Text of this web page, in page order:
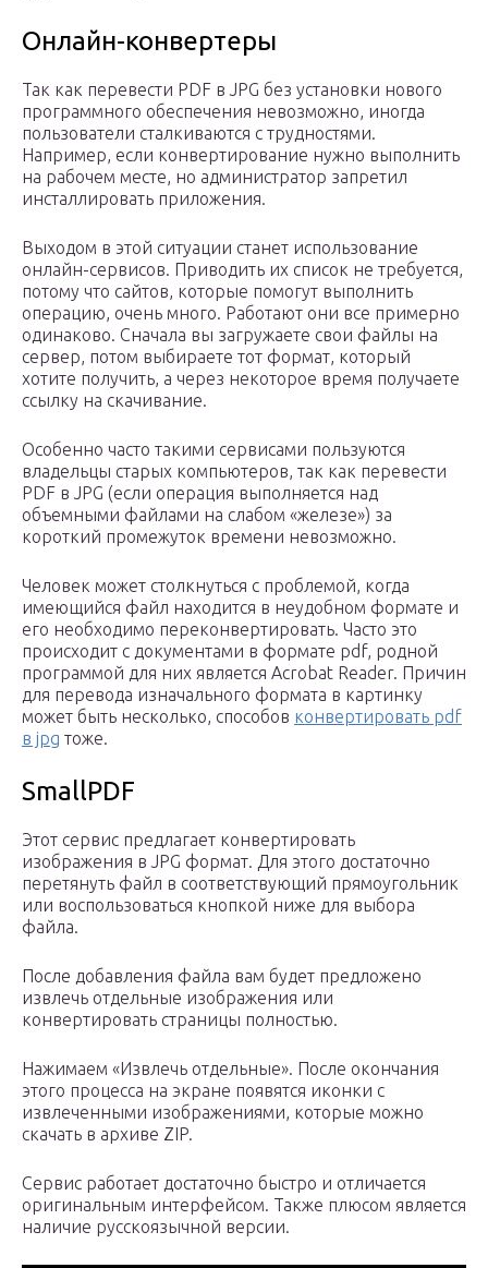
Онлайн-конвертеры
Так как перевести PDF в JPG без установки нового
программного обеспечения невозможно, иногда
пользователи сталкиваются с трудностями.
Например, если конвертирование нужно выполнить
на рабочем месте, но администратор запретил
инсталлировать приложения.
Выходом в этой ситуации станет использование
онлайн-сервисов. Приводить их список не требуется,
потому что сайтов, которые помогут выполнить
операцию, очень много. Работают они все примерно
одинаково. Сначала вы загружаете свои файлы на
сервер, потом выбираете тот формат, который
хотите получить, а через некоторое время получаете
ссылку на скачивание.
Особенно часто такими сервисами пользуются
владельцы старых компьютеров, так как перевести
PDF в JPG (если операция выполняется над
объемными файлами на слабом «железе») за
короткий промежуток времени невозможно.
Человек может столкнуться с проблемой, когда
имеющийся файл находится в неудобном формате и
его необходимо переконвертировать. Часто это
происходит с документами в формате pdf, родной
программой для них является Acrobat Reader. Причин
для перевода изначального формата в картинку
может быть несколько, способов конвертировать pdf
в jpg тоже.
SmallPDF
Этот сервис предлагает конвертировать
изображения в JPG формат. Для этого достаточно
перетянуть файл в соответствующий прямоугольник
или воспользоваться кнопкой ниже для выбора
файла.
После добавления файла вам будет предложено
извлечь отдельные изображения или
конвертировать страницы полностью.
Нажимаем «Извлечь отдельные». После окончания
этого процесса на экране появятся иконки с
извлеченными изображениями, которые можно
скачать в архиве ZIP.
Сервис работает достаточно быстро и отличается
оригинальным интерфейсом. Также плюсом является
наличие русскоязычной версии.